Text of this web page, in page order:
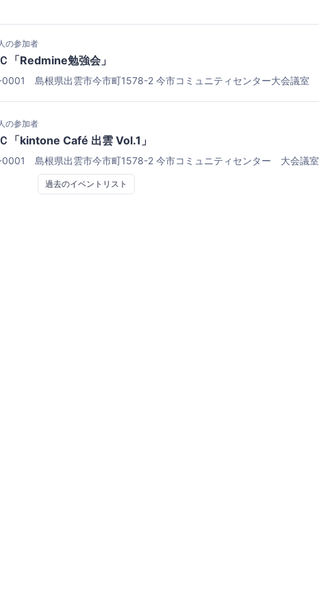
の参加者
「Redmine勉強会」
島根県出雲市今市町1578-2 今市コミュニティセンター大会議室
の参加者
「kintone Café 出雲 Vol.1」
島根県出雲市今市町1578-2 今市コミュニティセンター 大会議室
過去のイベントリスト